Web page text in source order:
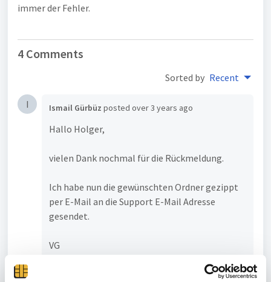
immer der Fehler.
4 Comments
Sorted by Recent
I Ismail Gürbüz posted over 3 years ago
Hallo Holger,
vielen Dank nochmal für die Rückmeldung.
Ich habe nun die gewünschten Ordner gezippt
per E-Mail an die Support E-Mail Adresse
gesendet.
VG